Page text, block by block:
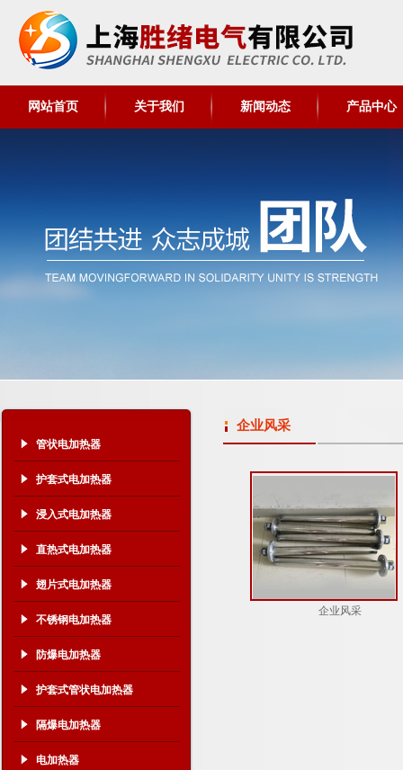
网站首页 关于我们 新闻动态 产品中心
管状电加热器
护套式电加热器
浸入式电加热器
直热式电加热器
翅片式电加热器
不锈钢电加热器
防爆电加热器
护套式管状电加热器
隔爆电加热器
电加热器
企业风采
企业风采